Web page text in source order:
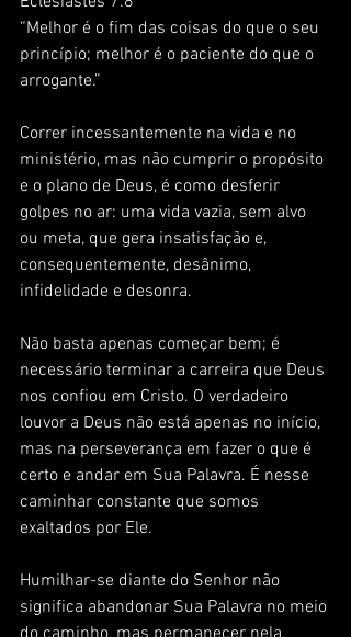
“Melhor é o fim das coisas do que o seu
princípio; melhor é o paciente do que o
arrogante.”
Correr incessantemente na vida e no
ministério, mas não cumprir o propósito
e o plano de Deus, é como desferir
golpes no ar: uma vida vazia, sem alvo
ou meta, que gera insatisfação e,
consequentemente, desânimo,
infidelidade e desonra.
Não basta apenas começar bem; é
necessário terminar a carreira que Deus
nos confiou em Cristo. O verdadeiro
louvor a Deus não está apenas no início,
mas na perseverança em fazer o que é
certo e andar em Sua Palavra. É nesse
caminhar constante que somos
exaltados por Ele.
Humilhar-se diante do Senhor não
significa abandonar Sua Palavra no meio